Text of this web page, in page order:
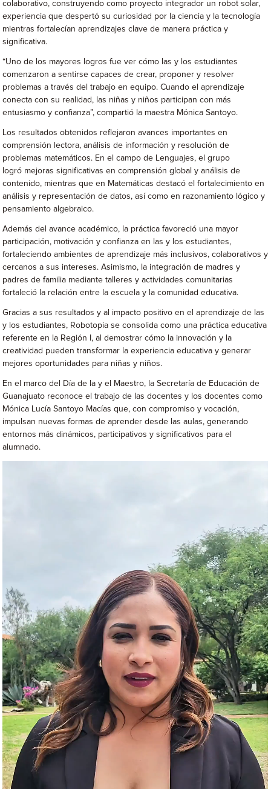
colaborativo, construyendo como proyecto integrador un robot solar,
experiencia que despertó su curiosidad por la ciencia y la tecnología
mientras fortalecían aprendizajes clave de manera práctica y
significativa.
“Uno de los mayores logros fue ver cómo las y los estudiantes
comenzaron a sentirse capaces de crear, proponer y resolver
problemas a través del trabajo en equipo. Cuando el aprendizaje
conecta con su realidad, las niñas y niños participan con más
entusiasmo y confianza”, compartió la maestra Mónica Santoyo.
Los resultados obtenidos reflejaron avances importantes en
comprensión lectora, análisis de información y resolución de
problemas matemáticos. En el campo de Lenguajes, el grupo
logró mejoras significativas en comprensión global y análisis de
contenido, mientras que en Matemáticas destacó el fortalecimiento en
análisis y representación de datos, así como en razonamiento lógico y
pensamiento algebraico.
Además del avance académico, la práctica favoreció una mayor
participación, motivación y confianza en las y los estudiantes,
fortaleciendo ambientes de aprendizaje más inclusivos, colaborativos y
cercanos a sus intereses. Asimismo, la integración de madres y
padres de familia mediante talleres y actividades comunitarias
fortaleció la relación entre la escuela y la comunidad educativa.
Gracias a sus resultados y al impacto positivo en el aprendizaje de las
y los estudiantes, Robotopia se consolida como una práctica educativa
referente en la Región I, al demostrar cómo la innovación y la
creatividad pueden transformar la experiencia educativa y generar
mejores oportunidades para niñas y niños.
En el marco del Día de la y el Maestro, la Secretaría de Educación de
Guanajuato reconoce el trabajo de las docentes y los docentes como
Mónica Lucía Santoyo Macías que, con compromiso y vocación,
impulsan nuevas formas de aprender desde las aulas, generando
entornos más dinámicos, participativos y significativos para el
alumnado.